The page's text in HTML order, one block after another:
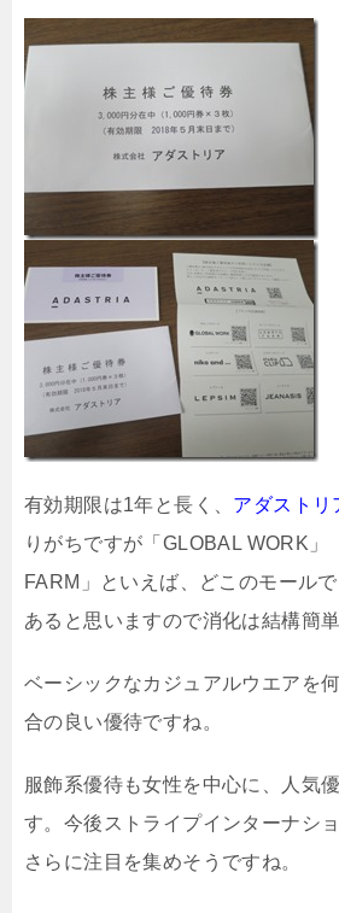
有効期限は1年と長く、 アダストリ
りがちですが「GLOBAL WORK」
FARM」といえば、どこのモール
あると思いますので消化は結構簡単
ベーシックなカジュアルウエアを
合の良い優待ですね。
服飾系優待も女性を中心に、人気
す。今後ストライプインターナシ
さらに注目を集めそうですね。